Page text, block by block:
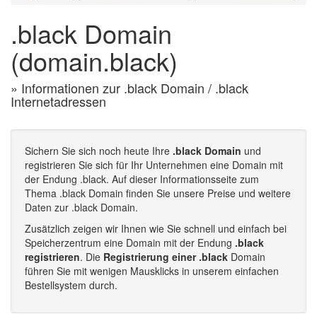
.black Domain
(domain.black)
» Informationen zur .black Domain / .black
Internetadressen
Sichern Sie sich noch heute Ihre .black Domain und
registrieren Sie sich für Ihr Unternehmen eine Domain mit
der Endung .black. Auf dieser Informationsseite zum
Thema .black Domain finden Sie unsere Preise und weitere
Daten zur .black Domain.
Zusätzlich zeigen wir Ihnen wie Sie schnell und einfach bei
Speicherzentrum eine Domain mit der Endung .black
registrieren. Die Registrierung einer .black Domain
führen Sie mit wenigen Mausklicks in unserem einfachen
Bestellsystem durch.